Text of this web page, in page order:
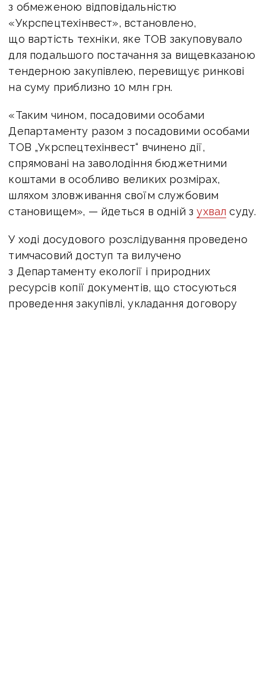
з обмеженою відповідальністю
«Укрспецтехінвест», встановлено,
що вартість техніки, яке ТОВ закуповувало
для подальшого постачання за вищевказаною
тендерною закупівлею, перевищує ринкові
на суму приблизно 10 млн грн.
«Таким чином, посадовими особами
Департаменту разом з посадовими особами
ТОВ „Укрспецтехінвест“ вчинено дії,
спрямовані на заволодіння бюджетними
коштами в особливо великих розмірах,
шляхом зловживання своїм службовим
становищем», — йдеться в одній зухвал суду.
У ході досудового розслідування проведено
тимчасовий доступ та вилучено
з Департаменту екології і природних
ресурсів копії документів, що стосуються
проведення закупівлі, укладання договору